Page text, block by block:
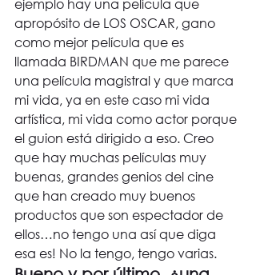
ejemplo hay una película que
apropósito de LOS OSCAR, gano
como mejor película que es
llamada BIRDMAN que me parece
una película magistral y que marca
mi vida, ya en este caso mi vida
artística, mi vida como actor porque
el guion está dirigido a eso. Creo
que hay muchas películas muy
buenas, grandes genios del cine
que han creado muy buenos
productos que son espectador de
ellos…no tengo una así que diga
esa es! No la tengo, tengo varias.